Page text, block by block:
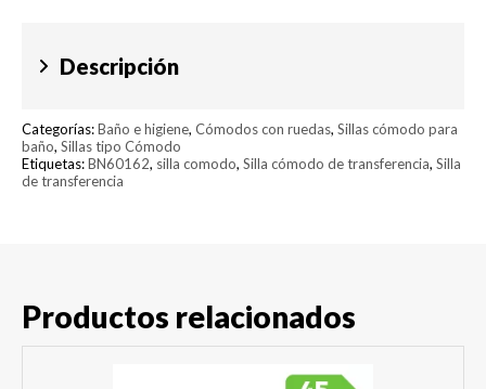
Descripción
Categorías:Baño e higiene, Cómodos con ruedas, Sillas cómodo para
baño, Sillas tipo Cómodo
Etiquetas:BN60162, silla comodo, Silla cómodo de transferencia, Silla
de transferencia
Productos relacionados